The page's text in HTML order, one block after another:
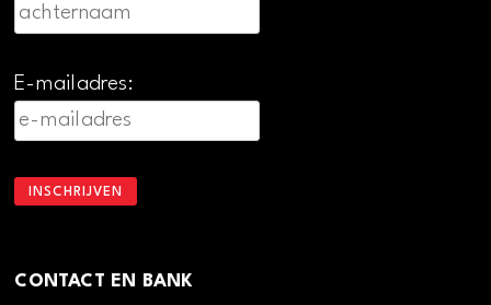
E-mailadres:
CONTACT EN BANK